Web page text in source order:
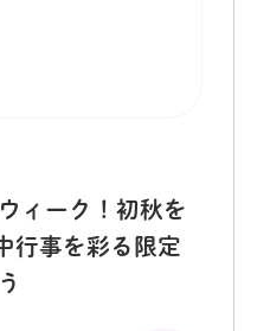
ィーク！初秋を
行事を彩る限定